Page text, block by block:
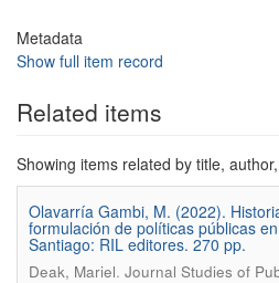
Metadata
Show full item record
Related items
Showing items related by title,
Olavarría Gambi, M. (2022).
formulación de políticas públicas
Santiago: RIL editores. 270 pp.
Deak, Mariel. Journal Studies of